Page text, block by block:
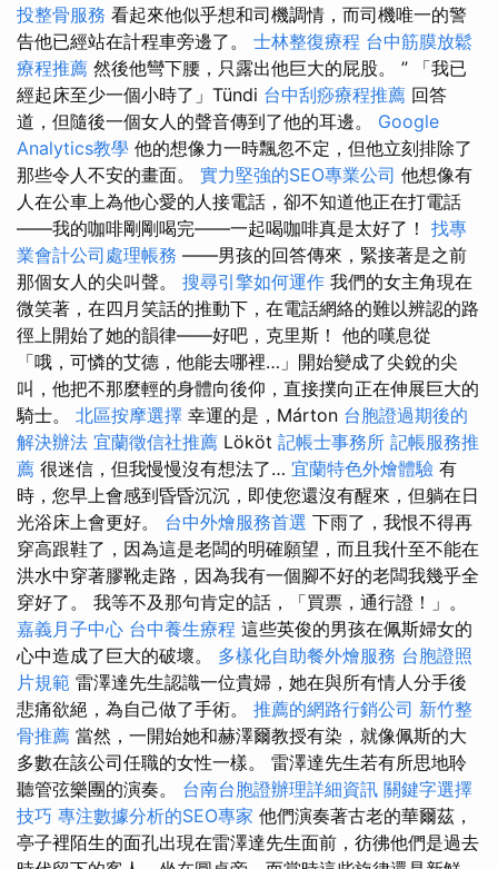
投整骨服務 看起來他似乎想和司機調情，而司機唯一的警
告他已經站在計程車旁邊了。 士林整復療程 台中筋膜放鬆
療程推薦 然後他彎下腰，只露出他巨大的屁股。 ” 「我已
經起床至少一個小時了」Tündi 台中刮痧療程推薦 回答
道，但隨後一個女人的聲音傳到了他的耳邊。 Google
Analytics教學 他的想像力一時飄忽不定，但他立刻排除了
那些令人不安的畫面。 實力堅強的SEO專業公司 他想像有
人在公車上為他心愛的人接電話，卻不知道他正在打電話
——我的咖啡剛剛喝完——一起喝咖啡真是太好了！ 找專
業會計公司處理帳務 ——男孩的回答傳來，緊接著是之前
那個女人的尖叫聲。 搜尋引擎如何運作 我們的女主角現在
微笑著，在四月笑話的推動下，在電話網絡的難以辨認的路
徑上開始了她的韻律——好吧，克里斯！ 他的嘆息從
「哦，可憐的艾德，他能去哪裡…」開始變成了尖銳的尖
叫，他把不​​那麼輕的身體向後仰，直接撲向正在伸展巨大的
騎士。 北區按摩選擇 幸運的是，Márton 台胞證過期後的
解決辦法 宜蘭徵信社推薦 Lököt 記帳士事務所 記帳服務推
薦 很迷信，但我慢慢沒有想法了… 宜蘭特色外燴體驗 有
時，您早上會感到昏昏沉沉，即使您還沒有醒來，但躺在日
光浴床上會更好。 台中外燴服務首選 下雨了，我恨不得再
穿高跟鞋了，因為這是老闆的明確願望，而且我什至不能在
洪水中穿著膠靴走路，因為我有一個腳不好的老闆我幾乎全
穿好了。 我等不及那句肯定的話，「買票，通行證！」。
嘉義月子中心 台中養生療程 這些英俊的男孩在佩斯婦女的
心中造成了巨大的破壞。 多樣化自助餐外燴服務 台胞證照
片規範 雷澤達先生認識一位貴婦，她在與所有情人分手後
悲痛欲絕，為自己做了手術。 推薦的網路行銷公司 新竹整
骨推薦 當然，一開始她和赫澤爾教授有染，就像佩斯的大
多數在該公司任職的女性一樣。 雷澤達先生若有所思地聆
聽管弦樂團的演奏。 台南台胞證辦理詳細資訊 關鍵字選擇
技巧 專注數據分析的SEO專家 他們演奏著古老的華爾茲，
亭子裡陌生的面孔出現在雷澤達先生面前，彷彿他們是過去